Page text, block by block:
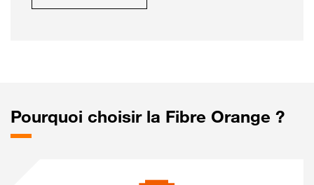
Pourquoi choisir la Fibre Orange ?